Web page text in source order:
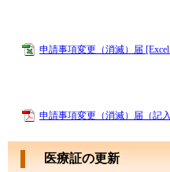
申請事項変更（消滅）届
申請事項変更（消滅）届（記
医療証の更新